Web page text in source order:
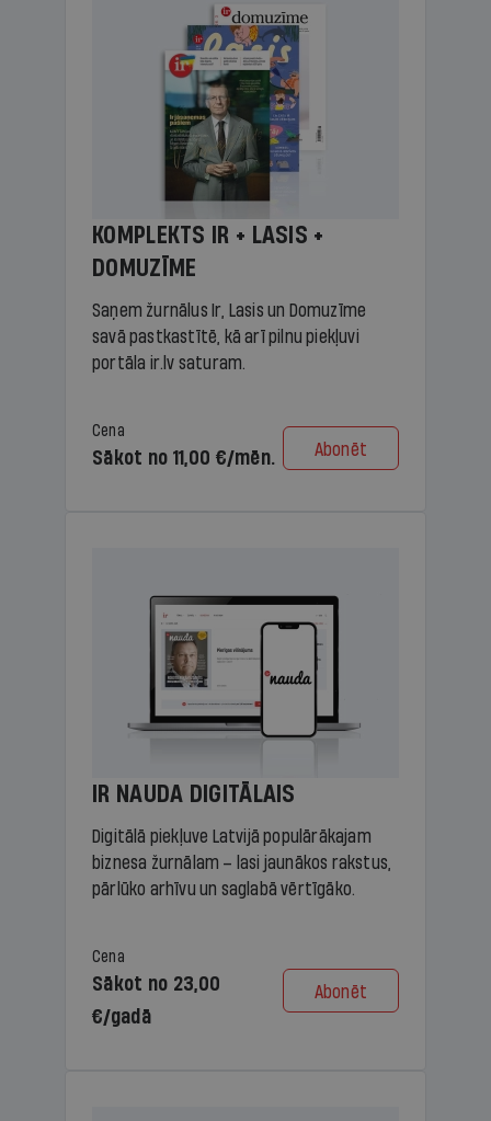
KOMPLEKTS IR + LASIS +
DOMUZĪME
Saņem žurnālus Ir, Lasis un Domuzīme
savā pastkastītē, kā arī pilnu piekļuvi
portāla ir.lv saturam.
Cena
Sākot no 11,00 €/mēn. Abonēt
IR NAUDA DIGITĀLAIS
Digitālā piekļuve Latvijā populārākajam
biznesa žurnālam – lasi jaunākos rakstus,
pārlūko arhīvu un saglabā vērtīgāko.
Cena
Sākot no 23,00
€/gadā
Abonēt